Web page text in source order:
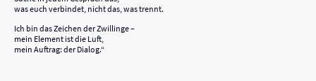
was euch verbindet, nicht das, was trennt.
Ich bin das Zeichen der Zwillinge –
mein Element ist die Luft,
mein Auftrag: der Dialog.“